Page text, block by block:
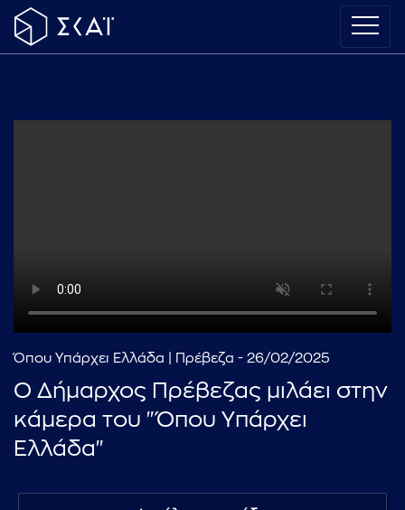
Όπου Υπάρχει Ελλάδα | Πρέβεζα - 26/02/2025
Ο Δήμαρχος Πρέβεζας μιλάει στην
κάμερα του "Όπου Υπάρχει
Ελλάδα"